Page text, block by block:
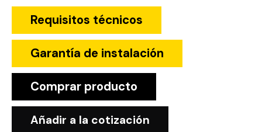
Requisitos técnicos
Garantía de instalación
Comprar producto
Añadir a la cotización